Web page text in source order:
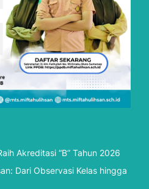
Akreditasi “B” Tahun 2026
Dari Observasi Kelas hingga